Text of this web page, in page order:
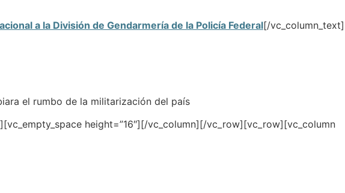
a la División de Gendarmería de la Policía Federal[/vc_column_text]
el rumbo de la militarización del país
height=”16″][/vc_column][/vc_row][vc_row][vc_column